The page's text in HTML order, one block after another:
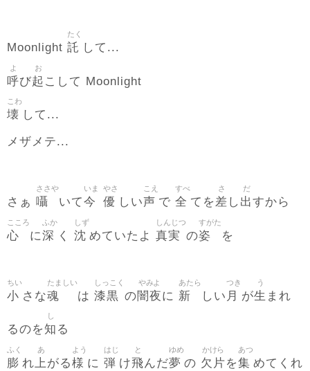
Moonlight 託
たく
して...
呼
よ
び起
お
こして Moonlight
壊
こわ
して...
メザメテ...
さぁ 囁
ささや
いて今
いま
優
やさ
しい声
こえ
で 全
すべ
てを差
さ
し 出
だ
すから
心
こころ
に深
ふか
く 沈
しず
めていたよ 真実
しんじつ
の姿
すがた
を
小
ちい
さな魂
たましい
は 漆黒
しっこく
の闇夜
やみよ
に 新
あたら
しい 月
つき
が生
う
まれ
るのを知
し
る
膨
ふく
れ 上
あ
がる様
よう
に 弾
はじ
け飛
と
んだ夢
ゆめ
の 欠片
かけら
を集
あつ
めてくれ